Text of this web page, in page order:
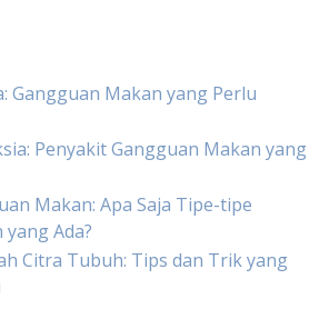
Gangguan Makan yang Perlu
Penyakit Gangguan Makan yang
Makan: Apa Saja Tipe-tipe
Ada?
Citra Tubuh: Tips dan Trik yang